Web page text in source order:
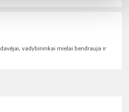
vadybininkai mielai bendrauja ir